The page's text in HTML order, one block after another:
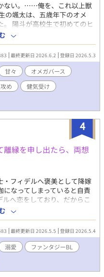
ない。……俺を、これ以上獣
の颯太は、五歳年下のオメ
陽斗が高校生で初めてのヒ
せ、番になることを泣いて強
ちぎられるほどの拒絶を受け
それは、陽斗が自分の足で歩
ないということ。 しかし、
命を狂わせていく。 「僕の
颯太が自分を助けるために
斗は、己の存在が愛する人
く準備を始める。 一方で、
ボロボロになった陽斗の姿
求めてろ」 ようやく始まっ
言葉にできない不器用なア
震えるオメガには届かな
だよね？」 「本命のオメガ
と、重なり合う熱。 執着ゆ
医と、愛ゆえに「別れ」を
のピースは、甘い匂いと小さ
医大生×健気すぎて暴走す
最終更新日 2026.6.2 登録日 2026.5.3
甘々
オメガバース
め
健気受け
4
縁を申し出たら、両想
・フィデルへ褒美として降嫁
になってしまっていると自責
へ恋をしており、だからこ
た。 そんな中アーレは魔王
を押し付けられてかわいそ
いよいよ自責の念に堪えかね
か離縁を拒む。 「やっとあ
立場を手放さなければなら
持ちをさらけだした二人は
きりの寝室、何も起きない
、今はじまる。 ※pixiv、ア
最終更新日 2026.5.5 登録日 2026.5.4
溺愛
ファンタジーBL